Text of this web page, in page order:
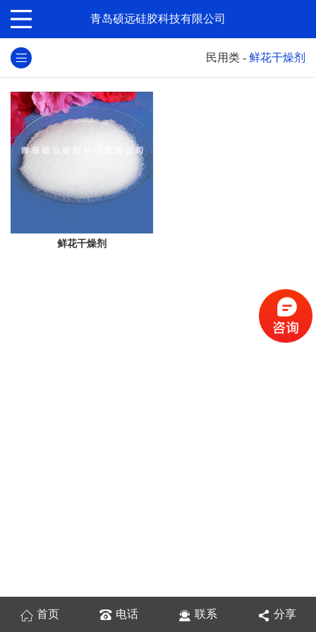
青岛硕远硅胶科技有限公司
民用类 - 鲜花干燥剂
鲜花干燥剂
首页 电话 联系 分享